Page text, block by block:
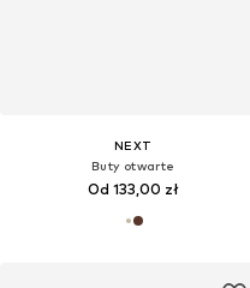
NEXT
Buty otwarte
Od 133,00 zł